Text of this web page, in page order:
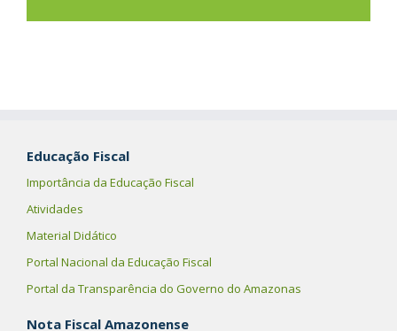
Educação Fiscal
Importância da Educação Fiscal
Atividades
Material Didático
Portal Nacional da Educação Fiscal
Portal da Transparência do Governo do Amazonas
Nota Fiscal Amazonense